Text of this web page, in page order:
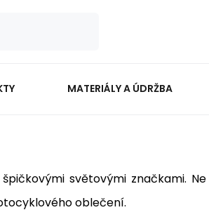
MATERIÁLY A ÚDRŽBA
světovými značkami.
oblečení.